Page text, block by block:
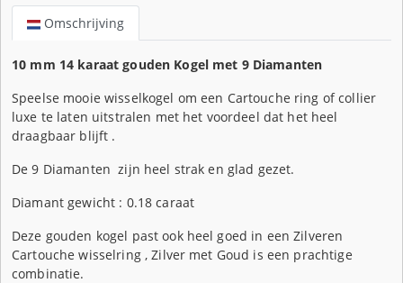
Omschrijving
10 mm 14 karaat gouden Kogel met 9 Diamanten
Speelse mooie wisselkogel om een Cartouche ring of collier
luxe te laten uitstralen met het voordeel dat het heel
draagbaar blijft .
De 9 Diamanten zijn heel strak en glad gezet.
Diamant gewicht : 0.18 caraat
Deze gouden kogel past ook heel goed in een Zilveren
Cartouche wisselring , Zilver met Goud is een prachtige
combinatie.